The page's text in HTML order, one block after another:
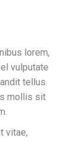
lorem,
vulputate
tellus.
mollis sit
vitae,